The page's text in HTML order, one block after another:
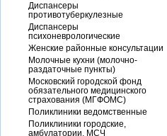
Диспансеры
противотуберкулезные
Диспансеры
психоневрологические
Женские районные консультации
Молочные кухни (молочно-
раздаточные пункты)
Московский городской фонд
обязательного медицинского
страхования (МГФОМС)
Поликлиники ведомственные
Поликлиники городские,
амбулатории, МСЧ